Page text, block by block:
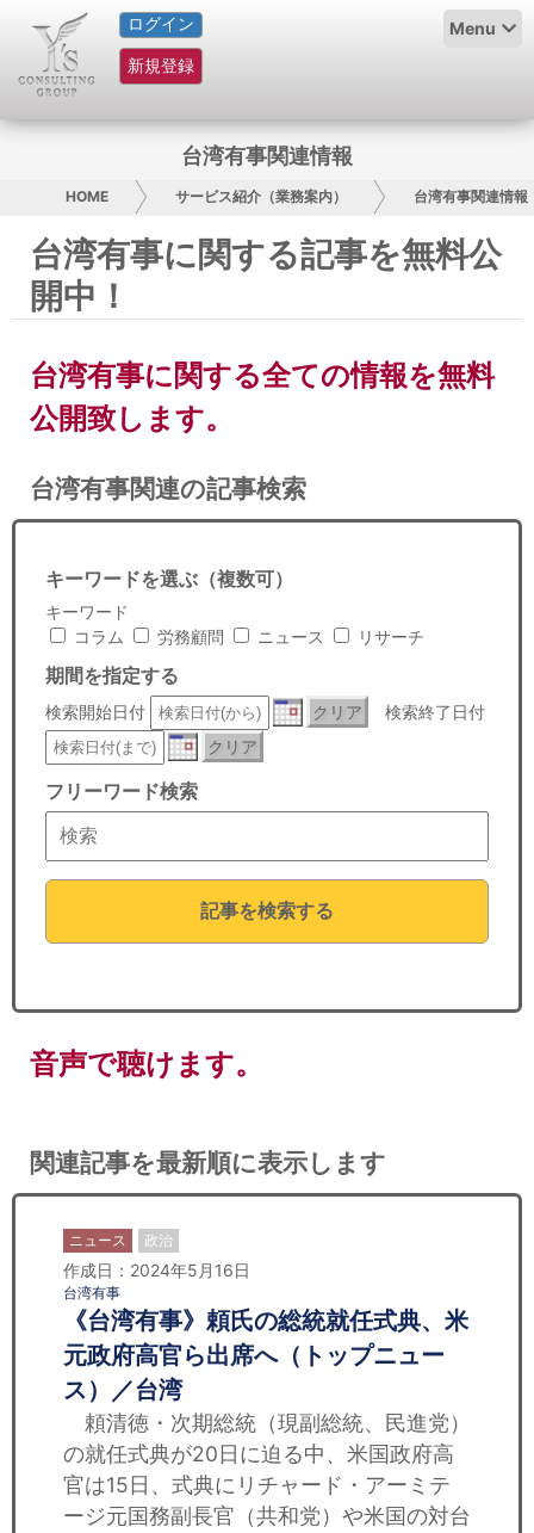
ログイン
新規登録
Menu
HOME
サービス紹介
グループ概要
採用情報
お問い合わせ
日本人にPR
コンサルティング
リサーチ
ＩＴ
飲食店情報
台湾有事関連情報
HOME サービス紹介（業務案内） 台湾有事関連情報
台湾有事に関する記事を無料公
開中！
台湾有事に関する全ての情報を無料
公開致します。
台湾有事関連の記事検索
キーワードを選ぶ（複数可）
キーワード
コラム
労務顧問 ニュース リサーチ
期間を指定する
検索開始日付 クリア
検索終了日付
クリア
フリーワード検索
記事を検索する
音声で聴けます。
関連記事を最新順に表示します
ニュース 政治
作成日：2024年5月16日
台湾有事
《台湾有事》頼氏の総統就任式典、米
元政府高官ら出席へ（トップニュー
ス）／台湾
頼清徳・次期総統（現副総統、民進党）
の就任式典が20日に迫る中、米国政府高
官は15日、式典にリチャード・アーミテ
ージ元国務副長官（共和党）や米国の対台